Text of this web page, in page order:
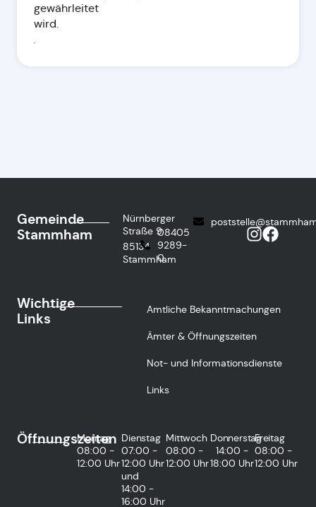
gewährleitet
wird.
Gemeinde
Stammham
Nürnberger
Straße 9
85134
Stammham
08405
9289-
0
Wichtige
Links
Amtliche Bekanntmachungen
Ämter & Öffnungszeiten
Not- und Informationsdienste
Links
Öffnungszeiten
Montag
08:00 -
12:00 Uhr
Dienstag
07:00 -
12:00 Uhr
und
14:00 -
16:00 Uhr
Mittwoch
08:00 -
12:00 Uhr
Donnerstag
14:00 -
18:00 Uhr
Freitag
08:00 -
12:00 Uhr